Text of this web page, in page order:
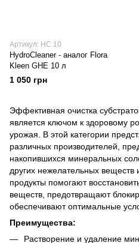
Артикул: HC 10
HydroCleaner - аналог Flora
Kleen GHE 10 л
1 050 грн
Эффективная очистка
является ключом к здоровому
урожая. В этой категории
различных производителей,
накопившихся минеральных
других нежелательных веществ
продукты помогают
веществ, предотвращают
обеспечивают оптимальные
Преимущества:
Растворение и удаление